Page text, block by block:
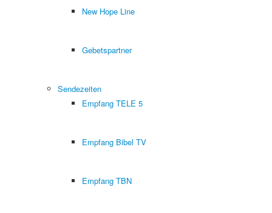
New Hope Line
Gebetspartner
Sendezeiten
Empfang TELE 5
Empfang Bibel TV
Empfang TBN